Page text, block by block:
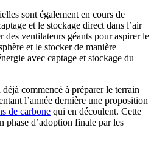
sont également en cours de
et le stockage direct dans l’air
ventilateurs géants pour aspirer le
et le stocker de manière
avec captage et stockage du
commencé à préparer le terrain
l’année dernière une proposition
de carbone qui en découlent. Cette
phase d’adoption finale par les